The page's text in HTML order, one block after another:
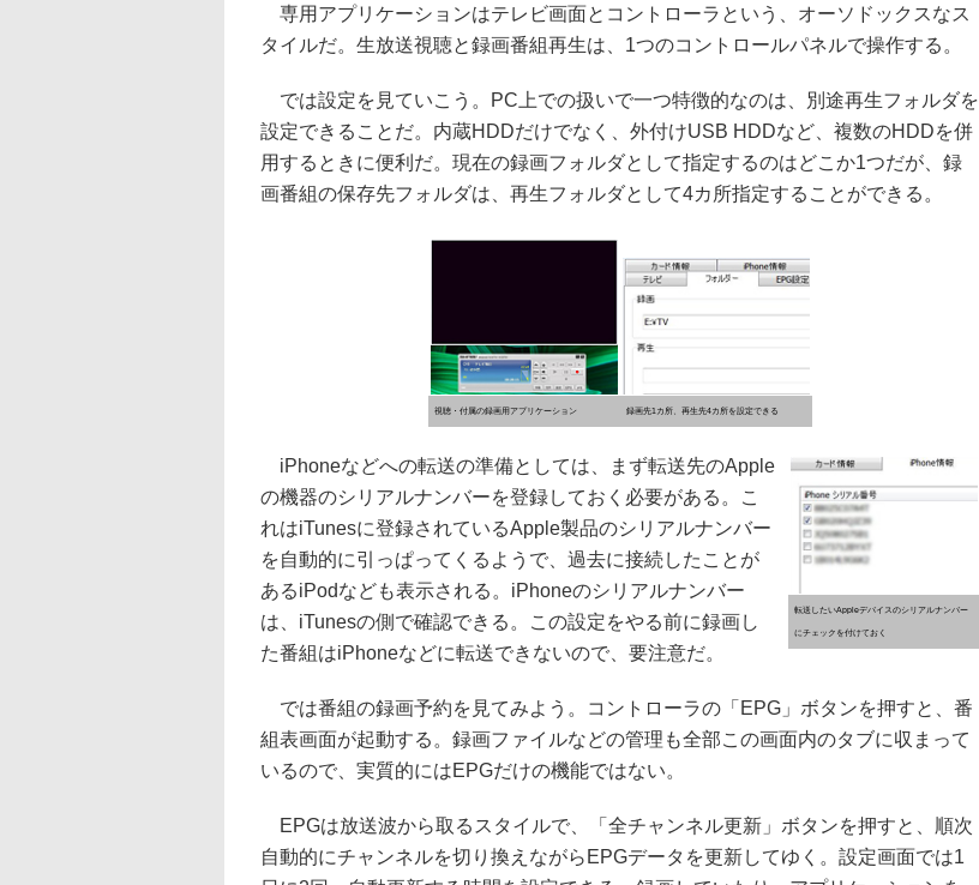
専用アプリケーションはテレビ画面とコントローラという、オーソドックスなス
タイルだ。生放送視聴と録画番組再生は、1つのコントロールパネルで操作する。
では設定を見ていこう。PC上での扱いで一つ特徴的なのは、別途再生フォルダを
設定できることだ。内蔵HDDだけでなく、外付けUSB HDDなど、複数のHDDを併
用するときに便利だ。現在の録画フォルダとして指定するのはどこか1つだが、録
画番組の保存先フォルダは、再生フォルダとして4カ所指定することができる。
視聴・付属の録画用アプリケーション 録画先1カ所、再生先4カ所を設定できる
転送したいAppleデバイスのシリアルナンバー
にチェックを付けておく
iPhoneなどへの転送の準備としては、まず転送先のApple
の機器のシリアルナンバーを登録しておく必要がある。こ
れはiTunesに登録されているApple製品のシリアルナンバー
を自動的に引っぱってくるようで、過去に接続したことが
あるiPodなども表示される。iPhoneのシリアルナンバー
は、iTunesの側で確認できる。この設定をやる前に録画し
た番組はiPhoneなどに転送できないので、要注意だ。
では番組の録画予約を見てみよう。コントローラの「EPG」ボタンを押すと、番
組表画面が起動する。録画ファイルなどの管理も全部この画面内のタブに収まって
いるので、実質的にはEPGだけの機能ではない。
EPGは放送波から取るスタイルで、「全チャンネル更新」ボタンを押すと、順次
自動的にチャンネルを切り換えながらEPGデータを更新してゆく。設定画面では1